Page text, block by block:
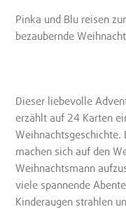
Pinka und Blu reisen
bezaubernde
Dieser liebevolle
erzählt auf 24 Karten
Weihnachtsgeschichte.
machen sich auf den
Weihnachtsmann
viele spannende
Kinderaugen strahlen